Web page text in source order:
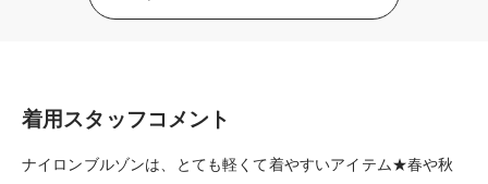
着用スタッフコメント
ナイロンブルゾンは、とても軽くて着やすいアイテム★春や秋